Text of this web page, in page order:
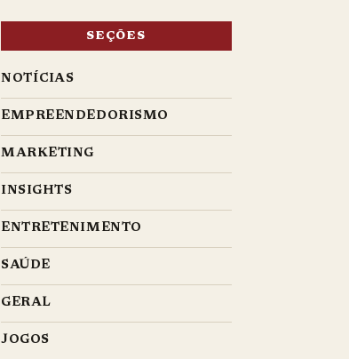
SEÇÕES
NOTÍCIAS
EMPREENDEDORISMO
MARKETING
INSIGHTS
ENTRETENIMENTO
SAÚDE
GERAL
JOGOS